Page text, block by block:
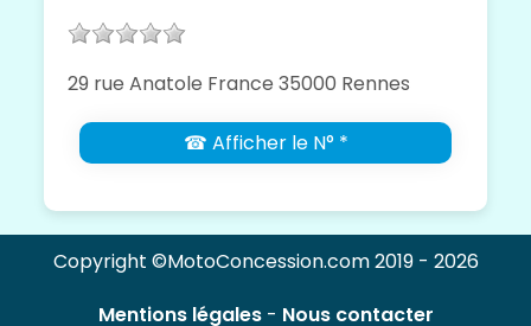
29 rue Anatole France 35000 Rennes
☎ Afficher le N° *
Copyright ©MotoConcession.com 2019 - 2026
Mentions légales- Nous contacter